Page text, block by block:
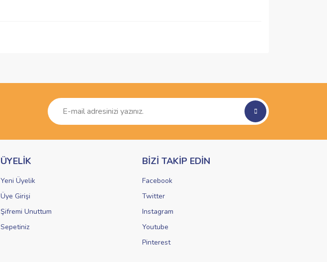
ÜYELİK
Yeni Üyelik
Üye Girişi
Şifremi Unuttum
Sepetiniz
BİZİ TAKİP EDİN
Facebook
Twitter
Instagram
Youtube
Pinterest